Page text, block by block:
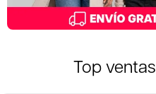
Top ventas